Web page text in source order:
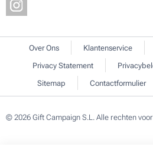
Over Ons Klantenservice
Privacy Statement
Sitemap
Contactformulier
© 2026 Gift Campaign S.L. Alle rechten